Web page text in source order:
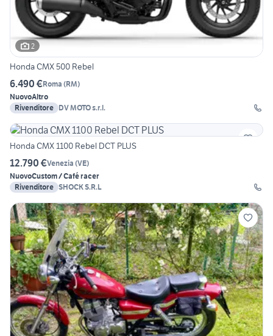
2
Honda CMX 500 Rebel
6.490 €Roma (RM)
NuovoAltro
Rivenditore DV MOTO s.r.l.
Honda CMX 1100 Rebel DCT PLUS
12.790 €Venezia (VE)
NuovoCustom / Café racer
Rivenditore SHOCK S.R.L